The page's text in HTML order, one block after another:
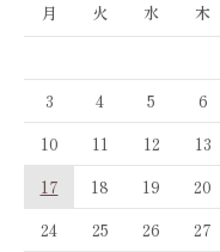
月 火 水 木
3
4 5 6
10
11 12 13
17
18 19 20
24
25 26 27